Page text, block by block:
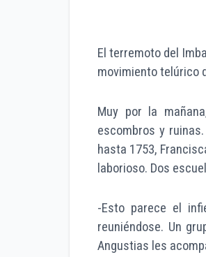
El terremoto del
movimiento telúrico
Muy por la
escombros y
hasta 1753,
laborioso. Dos
-Esto parece el
reuniéndose. Un
Angustias les